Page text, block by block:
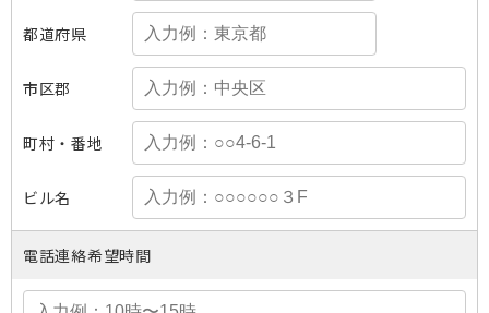
都道府県
市区郡
町村・番地
ビル名
電話連絡希望時間